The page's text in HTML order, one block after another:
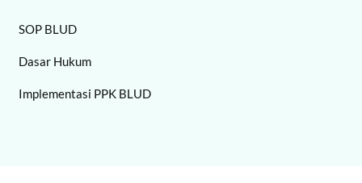
SOP BLUD
Dasar Hukum
Implementasi PPK BLUD